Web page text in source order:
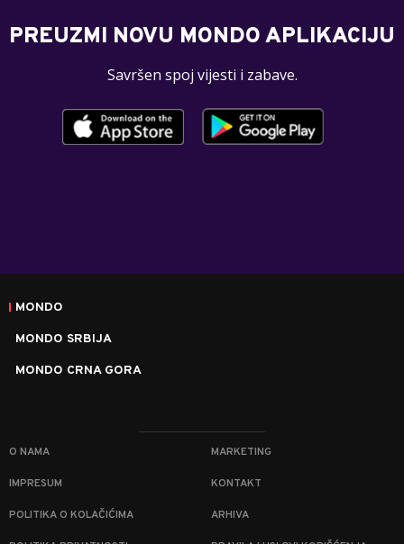
PREUZMI NOVU MONDO APLIKACIJU
Savršen spoj vijesti i zabave.
MONDO
MONDO SRBIJA
MONDO CRNA GORA
O NAMA MARKETING
IMPRESUM KONTAKT
POLITIKA O KOLAČIĆIMA ARHIVA